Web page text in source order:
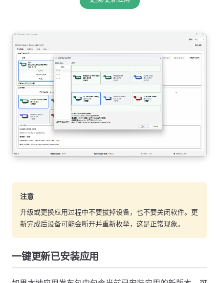
注意
升级或更换应用过程中不要拔掉设备，也不要关闭软件。更
新完成后设备可能会断开并重新枚举，这是正常现象。
一键更新已安装应用